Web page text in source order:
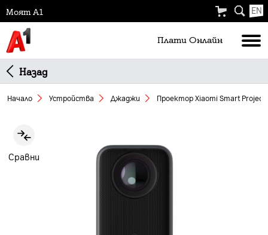
Моят А1 EN
Плати Oнлайн
Назад
Начало Устройства Джаджи Проектор Xiaomi Smart
Сравни